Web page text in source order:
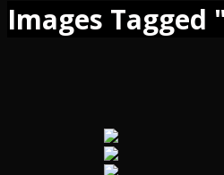
Images Tagged